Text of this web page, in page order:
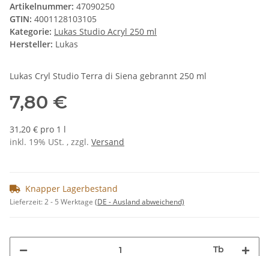
Artikelnummer: 47090250
GTIN: 4001128103105
Kategorie: Lukas Studio Acryl 250 ml
Hersteller: Lukas
Lukas Cryl Studio Terra di Siena gebrannt 250 ml
7,80 €
31,20 € pro 1 l
inkl. 19% USt. , zzgl. Versand
Knapper Lagerbestand
Lieferzeit:2 - 5 Werktage (DE - Ausland abweichend)
Tb